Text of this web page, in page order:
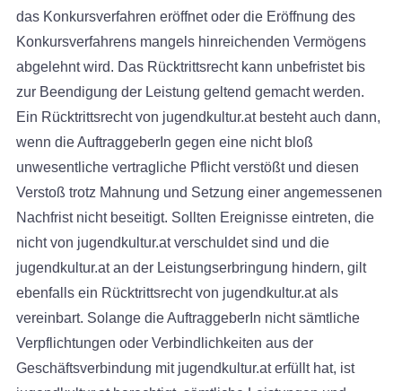
das Konkursverfahren eröffnet oder die Eröffnung des
Konkursverfahrens mangels hinreichenden Vermögens
abgelehnt wird. Das Rücktrittsrecht kann unbefristet bis
zur Beendigung der Leistung geltend gemacht werden.
Ein Rücktrittsrecht von jugendkultur.at besteht auch dann,
wenn die AuftraggeberIn gegen eine nicht bloß
unwesentliche vertragliche Pflicht verstößt und diesen
Verstoß trotz Mahnung und Setzung einer angemessenen
Nachfrist nicht beseitigt. Sollten Ereignisse eintreten, die
nicht von jugendkultur.at verschuldet sind und die
jugendkultur.at an der Leistungserbringung hindern, gilt
ebenfalls ein Rücktrittsrecht von jugendkultur.at als
vereinbart. Solange die AuftraggeberIn nicht sämtliche
Verpflichtungen oder Verbindlichkeiten aus der
Geschäftsverbindung mit jugendkultur.at erfüllt hat, ist